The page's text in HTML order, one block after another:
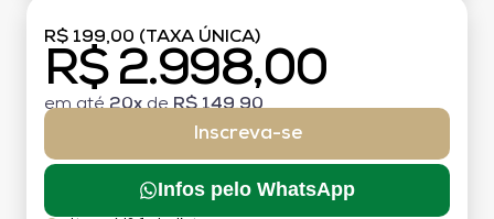
R$ 199,00 (TAXA ÚNICA)
R$ 2.998,00
em até20xdeR$ 149,90
Inscreva-se
Infos pelo WhatsApp